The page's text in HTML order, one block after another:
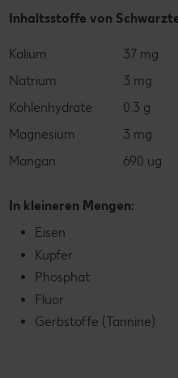
Inhaltsstoffe von
Kalium
37 mg
Natrium
3 mg
Kohlenhydrate
0.3 g
Magnesium
3 mg
Mangan
690 ug
In kleineren Mengen:
Eisen
Kupfer
Phosphat
Fluor
Gerbstoffe (Tannine)